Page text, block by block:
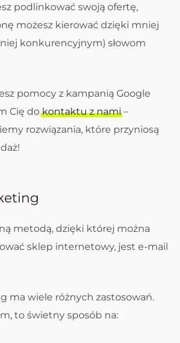
podlinkować swoją ofertę,
możesz kierować dzięki mniej
konkurencyjnym) słowom
pomocy z kampanią Google
Cię dokontaktu z nami–
rozwiązania, które przyniosą
metodą, dzięki której można
sklep internetowy, jest e-mail
ma wiele różnych zastosowań.
to świetny sposób na: